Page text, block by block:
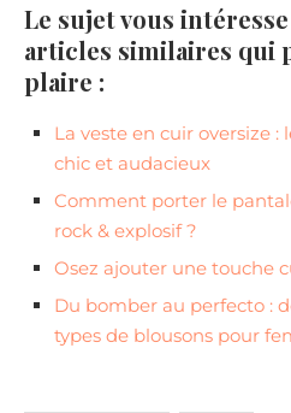
Le sujet vous
articles similaires qui
plaire :
La veste en cuir oversize :
chic et audacieux
Comment porter le
rock & explosif ?
Osez ajouter une touche
Du bomber au perfecto :
types de blousons pour